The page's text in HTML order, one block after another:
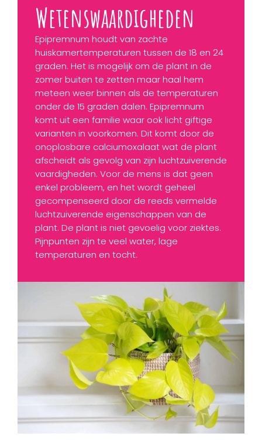
Wetenswaardigheden
Epipremnum houdt van zachte
huiskamertemperaturen tussen de 18 en 24
graden. Het is mogelijk om de plant in de
zomer buiten te zetten maar haal hem
meteen weer binnen als de temperaturen
onder de 15 graden dalen. Epipremnum
komt uit een familie waar ook licht giftige
varianten in voorkomen. Dit komt door de
onoplosbare calciumoxalaat wat de plant
afscheidt als gevolg van zijn luchtzuiverende
vaardigheden. Voor de mens is dat geen
enkel probleem, en het wordt geheel
gecompenseerd door de reeds vermelde
luchtzuiverende eigenschappen van de
plant. De plant is niet gevoelig voor ziektes.
Pijnpunten zijn te veel water, lage
temperaturen en tocht.